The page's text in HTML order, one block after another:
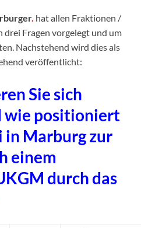
. hat allen Fraktionen /
Fragen vorgelegt und um
Nachstehend wird dies als
veröffentlicht:
Sie sich
wie positioniert
in Marburg zur
einem
durch das